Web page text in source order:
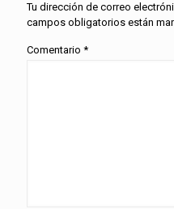
Tu dirección de correo
campos obligatorios están
Comentario *